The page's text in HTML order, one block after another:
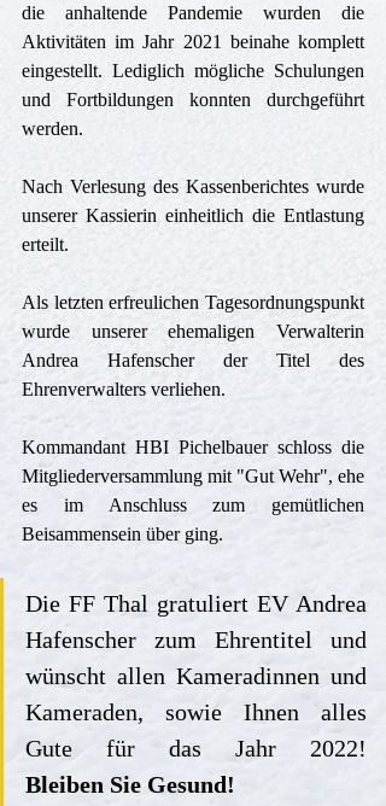
die anhaltende Pandemie wurden die
Aktivitäten im Jahr 2021 beinahe komplett
eingestellt. Lediglich mögliche Schulungen
und Fortbildungen konnten durchgeführt
werden.
Nach Verlesung des Kassenberichtes wurde
unserer Kassierin einheitlich die Entlastung
erteilt.
Als letzten erfreulichen Tagesordnungspunkt
wurde unserer ehemaligen Verwalterin
Andrea Hafenscher der Titel des
Ehrenverwalters verliehen.
Kommandant HBI Pichelbauer schloss die
Mitgliederversammlung mit "Gut Wehr", ehe
es im Anschluss zum gemütlichen
Beisammensein über ging.
Die FF Thal gratuliert EV Andrea
Hafenscher zum Ehrentitel und
wünscht allen Kameradinnen und
Kameraden, sowie Ihnen alles
Bleiben Sie Gesund!